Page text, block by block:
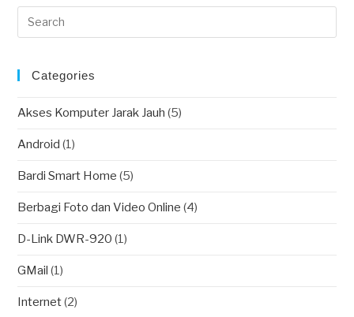
Categories
Akses Komputer Jarak Jauh (5)
Android (1)
Bardi Smart Home (5)
Berbagi Foto dan Video Online (4)
D-Link DWR-920 (1)
GMail (1)
Internet(2)